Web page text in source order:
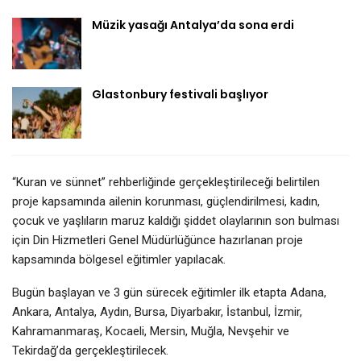
Müzik yasağı Antalya’da sona erdi
Glastonbury festivali başlıyor
“Kuran ve sünnet” rehberliğinde gerçekleştirileceği belirtilen
proje kapsamında ailenin korunması, güçlendirilmesi, kadın,
çocuk ve yaşlıların maruz kaldığı şiddet olaylarının son bulması
için Din Hizmetleri Genel Müdürlüğünce hazırlanan proje
kapsamında bölgesel eğitimler yapılacak.
Bugün başlayan ve 3 gün sürecek eğitimler ilk etapta Adana,
Ankara, Antalya, Aydın, Bursa, Diyarbakır, İstanbul, İzmir,
Kahramanmaraş, Kocaeli, Mersin, Muğla, Nevşehir ve
Tekirdağ’da gerçekleştirilecek.